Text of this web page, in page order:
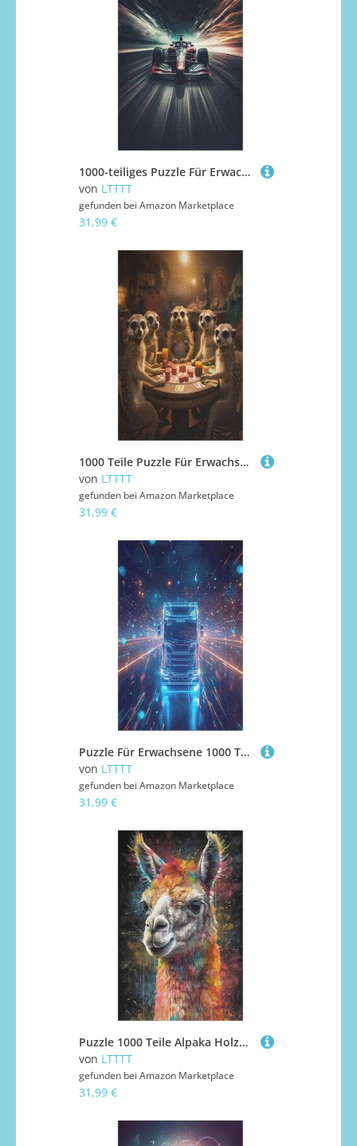
1000-teiliges Puzzle Für Erwachsene, F1-Rennen -Puzzles, Dekompressionsspiel, Spielzeugpuzzles, Geburtstagsgeschenke 78×53cm
von LTTTT
gefunden bei Amazon Marketplace
31,99 €
1000 Teile Puzzle Für Erwachsene, Erdmännchen -Puzzles, Kinder HolzPuzzle, Kreatives Puzzle, Geschenk Für Freunde Und Familie 78×53cm
von LTTTT
gefunden bei Amazon Marketplace
31,99 €
Puzzle Für Erwachsene 1000 Teiliges LKW Puzzles Für Erwachsene Holzbrettpuzzles Denksportaufgaben Für Erwachsene 78×53cm
von LTTTT
gefunden bei Amazon Marketplace
31,99 €
Puzzle 1000 Teile Alpaka Holzpuzzle Für Erwachsene Lernspiel Herausforderungsspielzeug The Puzzles Für Erwachsene Kinder 78×53cm
von LTTTT
gefunden bei Amazon Marketplace
31,99 €